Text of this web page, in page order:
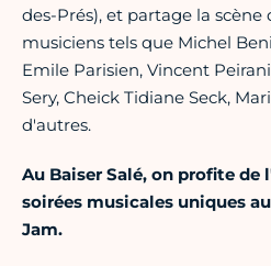
des-Prés), et partage la scène
musiciens tels que Michel
Emile Parisien, Vincent
Sery, Cheick Tidiane Seck,
d'autres.
Au Baiser Salé, on profite de
soirées musicales uniques
Jam.